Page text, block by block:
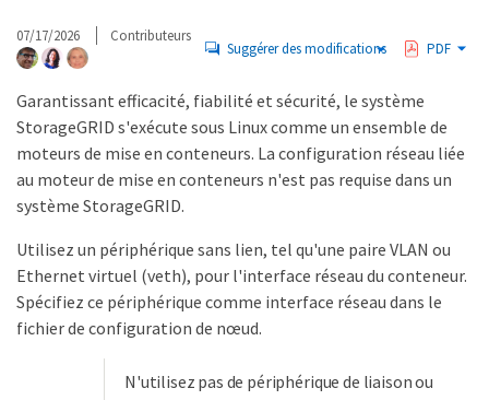
07/17/2026 Contributeurs
Suggérer des modifications PDF
Garantissant efficacité, fiabilité et sécurité, le système
StorageGRID s'exécute sous Linux comme un ensemble de
moteurs de mise en conteneurs. La configuration réseau liée
au moteur de mise en conteneurs n'est pas requise dans un
système StorageGRID.
Utilisez un périphérique sans lien, tel qu'une paire VLAN ou
Ethernet virtuel (veth), pour l'interface réseau du conteneur.
Spécifiez ce périphérique comme interface réseau dans le
fichier de configuration de nœud.
N'utilisez pas de périphérique de liaison ou